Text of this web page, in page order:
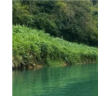
WN
MALUT
WN
DAIRI
WN